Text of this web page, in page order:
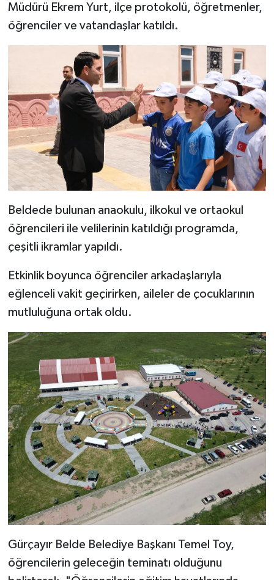
Müdürü Ekrem Yurt, ilçe protokolü, öğretmenler,
öğrenciler ve vatandaşlar katıldı.
Beldede bulunan anaokulu, ilkokul ve ortaokul
öğrencileri ile velilerinin katıldığı programda,
çeşitli ikramlar yapıldı.
Etkinlik boyunca öğrenciler arkadaşlarıyla
eğlenceli vakit geçirirken, aileler de çocuklarının
mutluluğuna ortak oldu.
Gürçayır Belde Belediye Başkanı Temel Toy,
öğrencilerin geleceğin teminatı olduğunu